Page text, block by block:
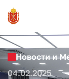
Новости и
04.02.2025